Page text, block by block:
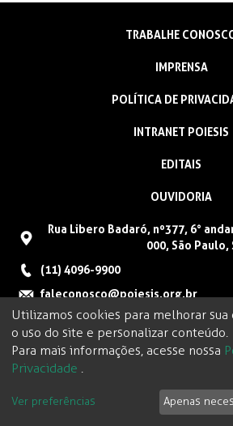
TRABALHE
IMPRENSA
POLÍTICA DE
INTRANET POIESIS
EDITAIS
OUVIDORIA
Rua Libero Badaró, nº377, 6°
000, São Paulo,
(11) 4096-9900
faleconosco@poiesis.org.br
Utilizamos cookies para melhorar sua
o uso do site e personalizar conteúdo.
Para mais informações, acesse nossa
Privacidade .
Ver preferências Apenas